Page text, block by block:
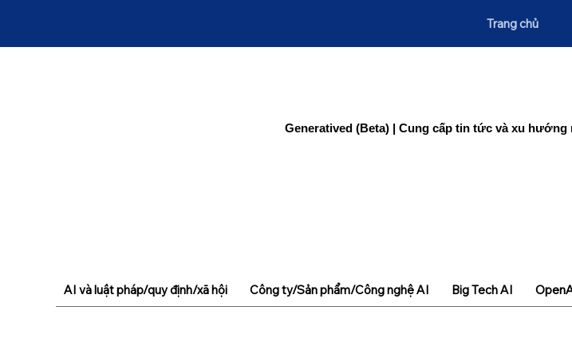
Trang chủ
Generatived (Beta) | Cung cấp tin tức và xu hướng
AI và luật pháp/quy định/xã hội Công ty/Sản phẩm/Công nghệ AI Big Tech AI